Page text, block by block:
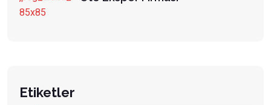
Etiketler